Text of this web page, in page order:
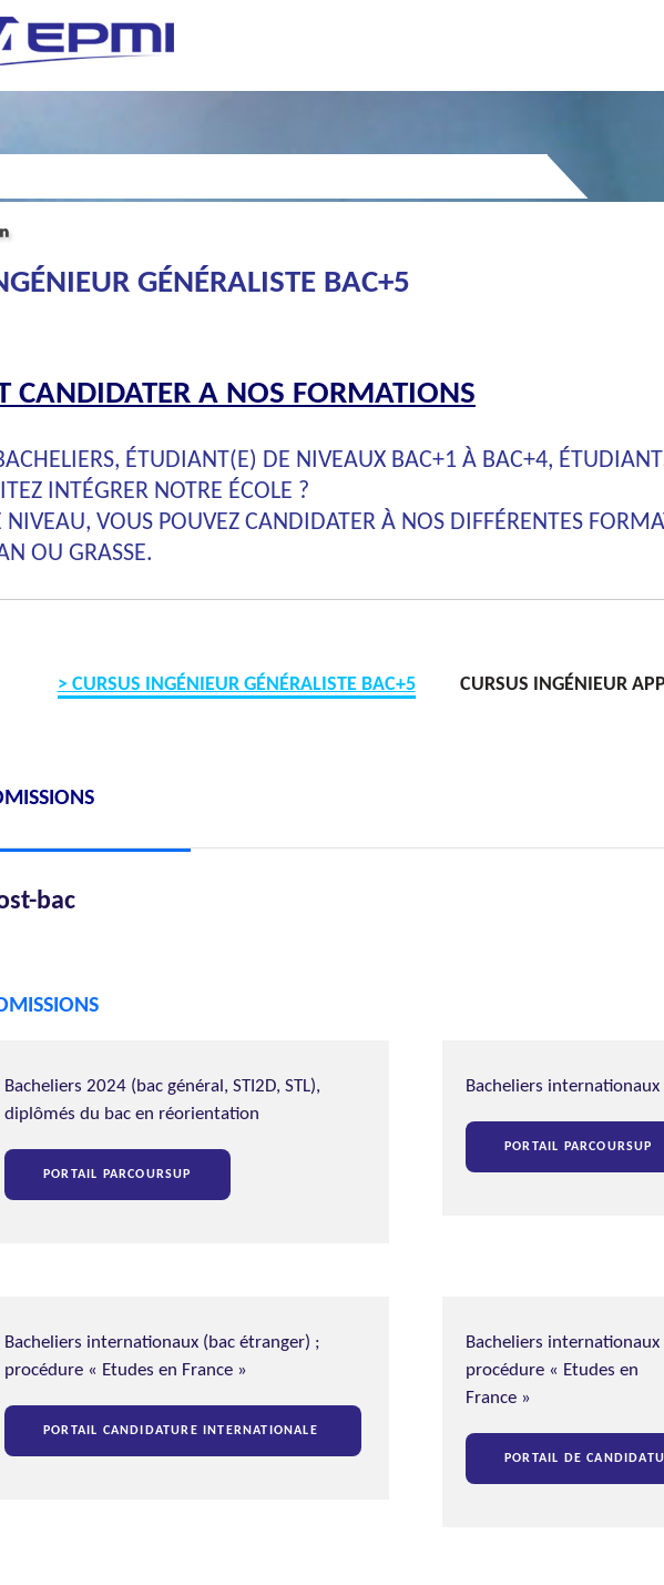
GÉNÉRALISTE BAC+5
CANDIDATER A NOS FORMATIONS
ÉTUDIANT(E) DE NIVEAUX BAC+1 À BAC+4,
INTÉGRER NOTRE ÉCOLE ?
NIVEAU, VOUS POUVEZ CANDIDATER À NOS DIFFÉRENTES
OU GRASSE.
> CURSUS INGÉNIEUR GÉNÉRALISTE BAC+5 CURSUS INGÉNIEUR
bac
Bacheliers 2024 (bac général, STI2D, STL),
diplômés du bac en réorientation
PORTAIL PARCOURSUP
Bacheliers
PORTAIL PARCOURSUP
Bacheliers internationaux (bac étranger) ;
procédure « Etudes en France »
PORTAIL CANDIDATURE INTERNATIONALE
Bacheliers
procédure « Etudes en
France »
PORTAIL DE